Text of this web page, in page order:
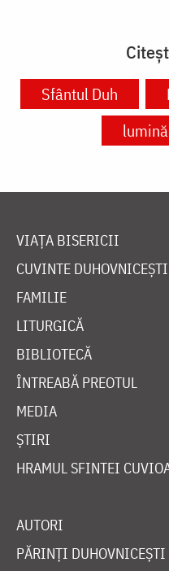
Sfântul Duh
lumină
VIAȚA BISERICII
CUVINTE DUHOVNICEȘTI
FAMILIE
LITURGICĂ
BIBLIOTECĂ
ÎNTREABĂ PREOTUL
MEDIA
ȘTIRI
HRAMUL SFINTEI
AUTORI
PĂRINȚI DUHOVNICEȘTI